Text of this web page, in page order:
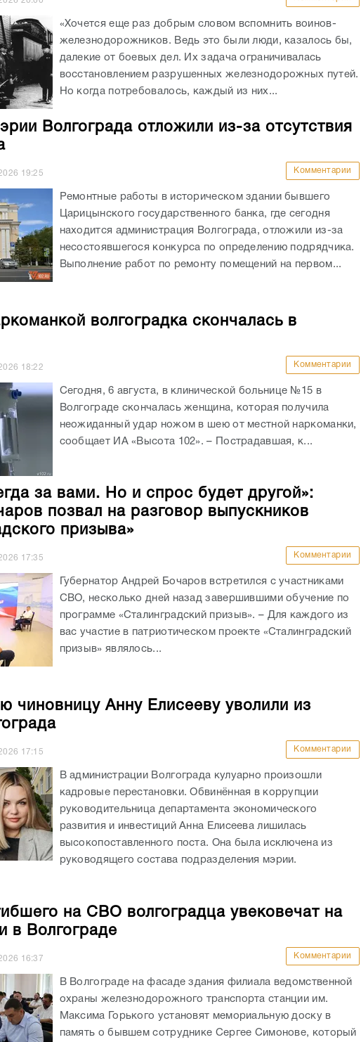
«Хочется еще раз добрым словом вспомнить воинов-
железнодорожников. Ведь это были люди, казалось бы,
далекие от боевых дел. Их задача ограничивалась
восстановлением разрушенных железнодорожных путей.
Но когда потребовалось, каждый из них...
Волгограда отложили из-за отсутствия
19:25 Комментарии
Ремонтные работы в историческом здании бывшего
Царицынского государственного банка, где сегодня
находится администрация Волгограда, отложили из-за
несостоявшегося конкурса по определению подрядчика.
Выполнение работ по ремонту помещений на первом...
волгоградка скончалась в
18:22 Комментарии
Сегодня, 6 августа, в клинической больнице №15 в
Волгограде скончалась женщина, которая получила
неожиданный удар ножом в шею от местной наркоманки,
сообщает ИА «Высота 102». – Пострадавшая, к...
за вами. Но и спрос будет другой»:
позвал на разговор выпускников
призыва»
17:35 Комментарии
Губернатор Андрей Бочаров встретился с участниками
СВО, несколько дней назад завершившими обучение по
программе «Сталинградский призыв». – Для каждого из
вас участие в патриотическом проекте «Сталинградский
призыв» являлось...
чиновницу Анну Елисееву уволили из
17:15 Комментарии
В администрации Волгограда кулуарно произошли
кадровые перестановки. Обвинённая в коррупции
руководительница департамента экономического
развития и инвестиций Анна Елисеева лишилась
высокопоставленного поста. Она была исключена из
руководящего состава подразделения мэрии.
на СВО волгоградца увековечат на
в Волгограде
16:37 Комментарии
В Волгограде на фасаде здания филиала ведомственной
охраны железнодорожного транспорта станции им.
Максима Горького установят мемориальную доску в
память о бывшем сотруднике Сергее Симонове, который